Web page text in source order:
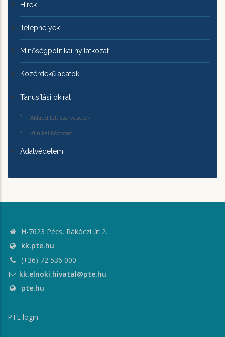
Hírek
Telephelyek
Minőségpolitikai nyilatkozat
Közérdekű adatok
Tanúsítási okirat
Akkreditált szervezetek
Klinikai Központ
Adatvédelem
H-7623 Pécs, Rákóczi út 2.
kk.pte.hu
(+36) 72 536 000
kk.elnoki.hivatal@pte.hu
pte.hu
PTE login